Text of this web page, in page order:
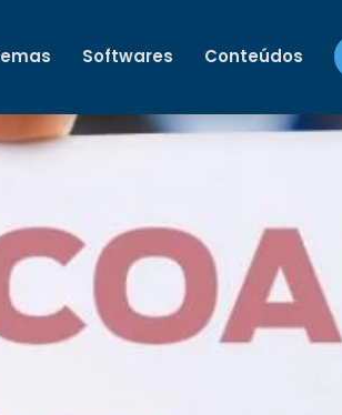
Softwares Conteúdos